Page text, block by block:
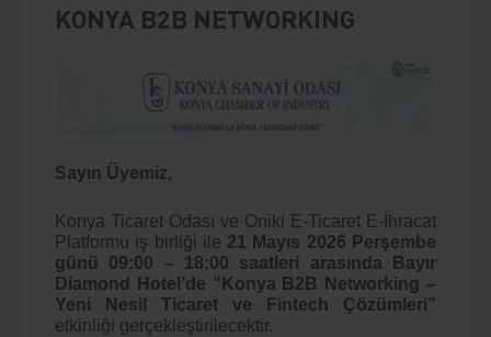
KONYA B2B NETWORKING
Sayın Üyemiz,
Konya Ticaret Odası ve Oniki E-Ticaret E-İhracat
Platformu iş birliği ile 21 Mayıs 2026 Perşembe
günü 09:00 – 18:00 saatleri arasında Bayır
Diamond Hotel’de “Konya B2B Networking –
Yeni Nesil Ticaret ve Fintech Çözümleri”
etkinliği gerçekleştirilecektir.